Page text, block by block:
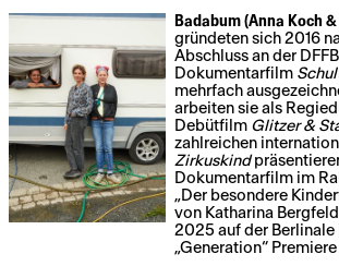
Badabum (Anna Koch
gründeten sich 2016
Abschluss an der
Dokumentarfilm
mehrfach
arbeiten sie als
Debütfilm Glitzer &
zahlreichen
Zirkuskind
Dokumentarfilm im
„Der besondere
von Katharina
2025 auf der Berlinale
„Generation“